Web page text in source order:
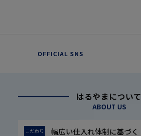
OFFICIAL SNS
はるやまについて
ABOUT US
こだわり
幅広い仕入れ体制に基づく